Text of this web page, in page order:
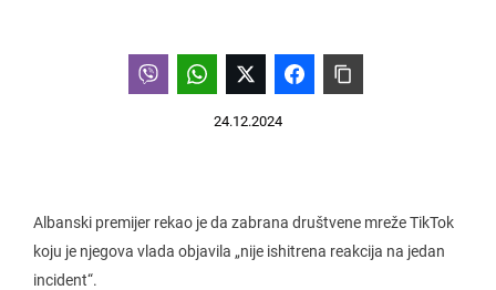
24.12.2024
Albanski premijer rekao je da zabrana društvene mreže TikTok
koju je njegova vlada objavila „nije ishitrena reakcija na jedan
incident“.